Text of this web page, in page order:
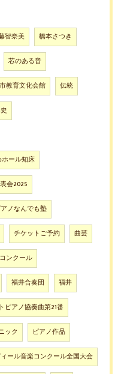
智奈美 橋本さつき
芯のある音
教育文化会館 伝統
ール知床
会2025
ノなんでも塾
チケットご予約 曲芸
ンクール
福井合奏団 福井
ピアノ協奏曲第21番
ック ピアノ作品
ール音楽コンクール全国大会